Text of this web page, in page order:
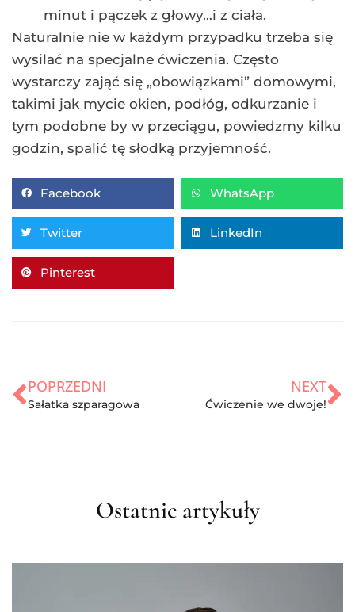
minut i pączek z głowy…i z ciała.
Naturalnie nie w każdym przypadku trzeba się
wysilać na specjalne ćwiczenia. Często
wystarczy zająć się „obowiązkami” domowymi,
takimi jak mycie okien, podłóg, odkurzanie i
tym podobne by w przeciągu, powiedzmy kilku
godzin, spalić tę słodką przyjemność.
Facebook WhatsApp
Twitter LinkedIn
Pinterest
POPRZEDNI
Sałatka szparagowa
NEXT
Ćwiczenie we dwoje!
Ostatnie artykuły